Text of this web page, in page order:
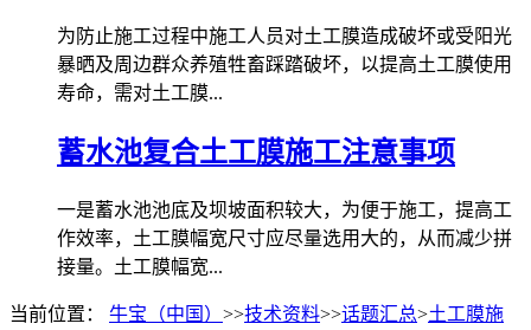
为防止施工过程中施工人员对土工膜造成破坏或受阳光
暴晒及周边群众养殖牲畜踩踏破坏，以提高土工膜使用
寿命，需对土工膜...
蓄水池复合土工膜施工注意事项
一是蓄水池池底及坝坡面积较大，为便于施工，提高工
作效率，土工膜幅宽尺寸应尽量选用大的，从而减少拼
接量。土工膜幅宽...
当前位置： 牛宝（中国） >>技术资料>>话题汇总>土工膜施